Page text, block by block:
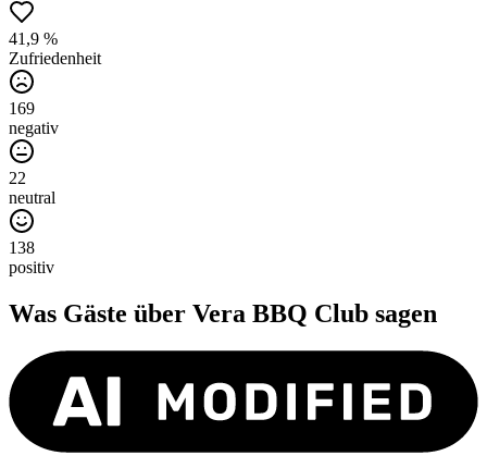
41,9 %
Zufriedenheit
169
negativ
22
neutral
138
positiv
Was Gäste über Vera BBQ Club sagen